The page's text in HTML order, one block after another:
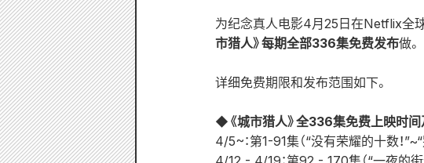
为纪念真人电影4月25日在Netflix全
市猎人》每期全部336集免费发布做。
详细免费期限和发布范围如下。
◆《城市猎人》全336集免费上映时间
4/5~：第1-91集（“没有荣耀的十数！”~“